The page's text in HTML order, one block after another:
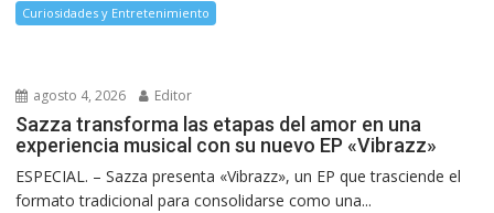
Curiosidades y Entretenimiento
agosto 4, 2026 Editor
Sazza transforma las etapas del amor en una
experiencia musical con su nuevo EP «Vibrazz»
ESPECIAL. – Sazza presenta «Vibrazz», un EP que trasciende el
formato tradicional para consolidarse como una...